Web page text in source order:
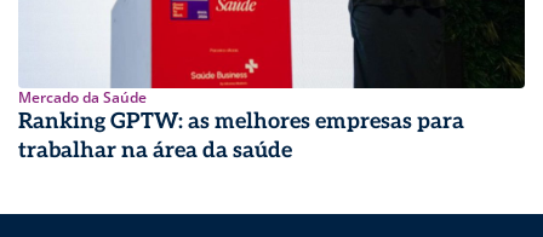
Mercado da Saúde
Ranking GPTW: as melhores empresas para
trabalhar na área da saúde